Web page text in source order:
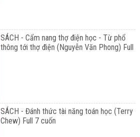
SÁCH - Cẩm nang thợ điện học - Từ phổ
thông tới thợ điện (Nguyễn Văn Phong) Full
SÁCH - Đánh thức tài năng toán học (Terry
Chew) Full 7 cuốn